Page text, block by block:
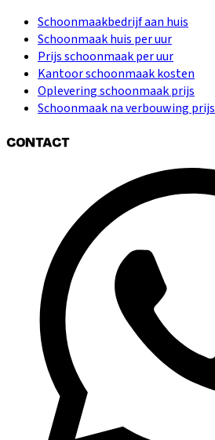
Schoonmaakbedrijf aan huis
Schoonmaak huis per uur
Prijs schoonmaak per uur
Kantoor schoonmaak kosten
Oplevering schoonmaak prijs
Schoonmaak na verbouwing prijs
CONTACT